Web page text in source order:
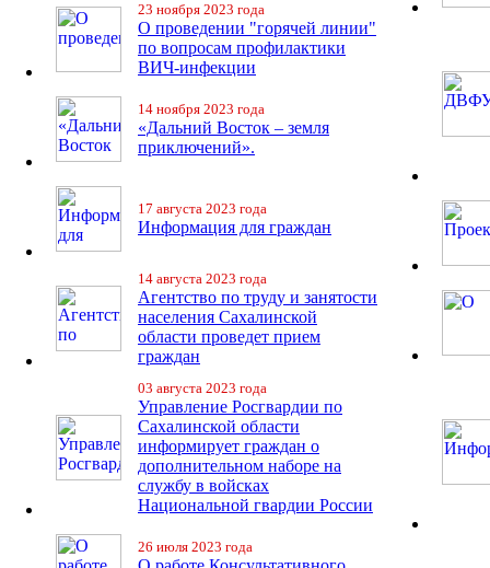
23 ноября 2023 года
О проведении "горячей линии"
по вопросам профилактики
ВИЧ-инфекции
14 ноября 2023 года
«Дальний Восток – земля
приключений».
17 августа 2023 года
Информация для граждан
14 августа 2023 года
Агентство по труду и занятости
населения Сахалинской
области проведет прием
граждан
03 августа 2023 года
Управление Росгвардии по
Сахалинской области
информирует граждан о
дополнительном наборе на
службу в войсках
Национальной гвардии России
26 июля 2023 года